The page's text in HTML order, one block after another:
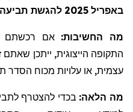
באפריל 2025 להגשת תביעה
מה החשיבות: אם רכשתם
התקופה הייצוגית, ייתכן שאתם
עצמית, או עלויות מכוח הסדר
מה הלאה: בכדי להצטרף